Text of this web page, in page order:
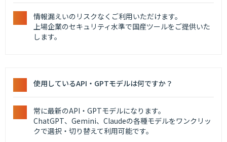
情報漏えいのリスクなくご利用いただけます。
上場企業のセキュリティ水準で国産ツールをご提供いた
します。
使用しているAPI・GPTモデルは何ですか？
常に最新のAPI・GPTモデルになります。
ChatGPT、Gemini、Claudeの各種モデルをワンクリッ
クで選択・切り替えて利用可能です。